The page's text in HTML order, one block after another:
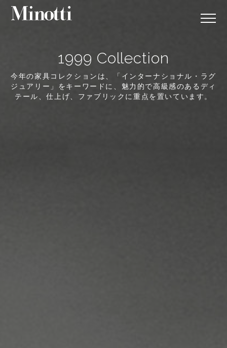
1999 Collection
今年の家具コレクションは、「インターナショナル・ラグ
ジュアリー」をキーワードに、魅力的で高級感のあるディ
テール、仕上げ、ファブリックに重点を置いています。